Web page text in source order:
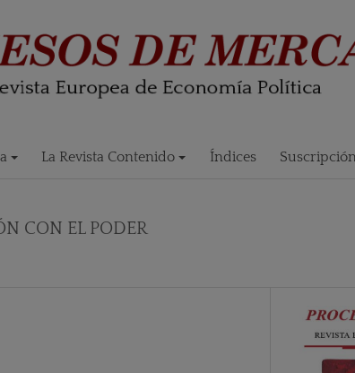
La Revista Contenido Índices
CON EL PODER